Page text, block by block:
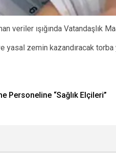
veriler ışığında Vatandaşlık
yasal zemin kazandıracak
Personeline “Sağlık Elçileri”